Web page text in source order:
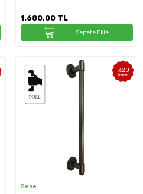
1.680,00 TL
Sepete Ekle
%20
İndirim
Sese